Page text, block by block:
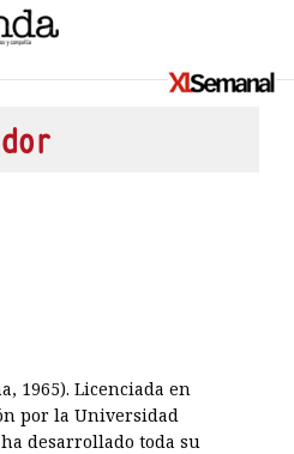
1965). Licenciada en
por la Universidad
desarrollado toda su